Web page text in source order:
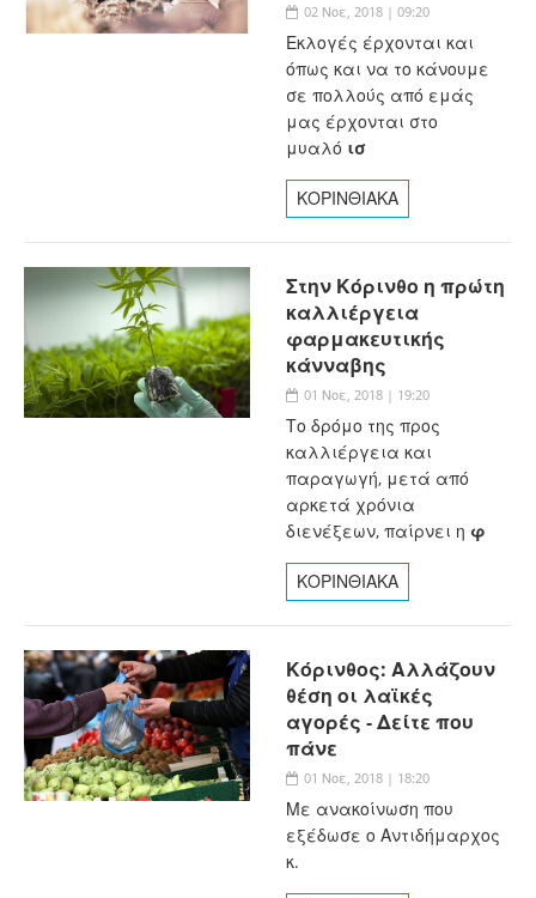
02 Νοε, 2018 | 09:20
Εκλογές έρχονται και
όπως και να το κάνουμε
σε πολλούς από εμάς
μας έρχονται στο
μυαλό ισ
ΚΟΡΙΝΘΙΑΚΑ
Στην Κόρινθο η πρώτη
καλλιέργεια
φαρμακευτικής
κάνναβης
01 Νοε, 2018 | 19:20
Το δρόμο της προς
καλλιέργεια και
παραγωγή, μετά από
αρκετά χρόνια
διενέξεων, παίρνει η φ
ΚΟΡΙΝΘΙΑΚΑ
Κόρινθος: Αλλάζουν
θέση οι λαϊκές
αγορές - Δείτε που
πάνε
01 Νοε, 2018 | 18:20
Με ανακοίνωση που
εξέδωσε ο Αντιδήμαρχος
κ.